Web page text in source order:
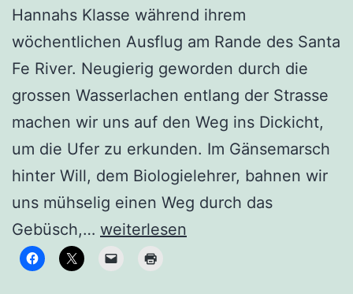
Hannahs Klasse während ihrem
wöchentlichen Ausflug am Rande des Santa
Fe River. Neugierig geworden durch die
grossen Wasserlachen entlang der Strasse
machen wir uns auf den Weg ins Dickicht,
um die Ufer zu erkunden. Im Gänsemarsch
hinter Will, dem Biologielehrer, bahnen wir
uns mühselig einen Weg durch das
Gebüsch,… Immer
Richtung
weiterlesen